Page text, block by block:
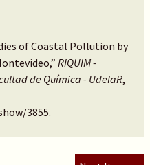
of Coastal Pollution by
RIQUIM -
de Química - UdelaR,
3855.